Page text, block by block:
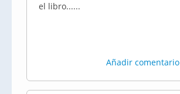
el libro......
Añadir comentario